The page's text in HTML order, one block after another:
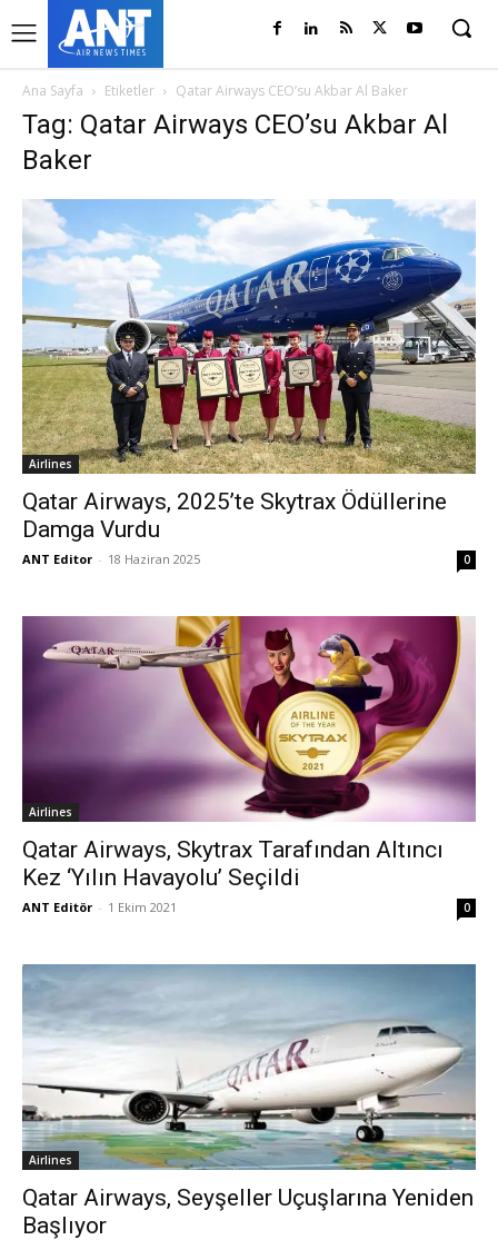
Ana Sayfa Etiketler Qatar Airways CEO’su Akbar Al Baker
Tag: Qatar Airways CEO’su Akbar Al
Baker
Airlines
Qatar Airways, 2025’te Skytrax Ödüllerine
Damga Vurdu
ANT Editor - 18 Haziran 2025 0
Airlines
Qatar Airways, Skytrax Tarafından Altıncı
Kez ‘Yılın Havayolu’ Seçildi
ANT Editör - 1 Ekim 2021 0
Airlines
Qatar Airways, Seyşeller Uçuşlarına Yeniden
Başlıyor